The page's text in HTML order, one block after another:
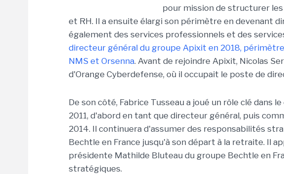
pour mission de structurer
et RH. Il a ensuite élargi son périmètre en devenant
également des services professionnels et des
directeur général du groupe Apixit en 2018,
NMS et Orsenna. Avant de rejoindre Apixit, Nicolas
d'Orange Cyberdefense, où il occupait le poste de
De son côté, Fabrice Tusseau a joué un rôle clé dans
2011, d'abord en tant que directeur général, puis
2014. Il continuera d'assumer des responsabilités
Bechtle en France jusqu'à son départ à la retraite. Il
présidente Mathilde Bluteau du groupe Bechtle en
stratégiques.